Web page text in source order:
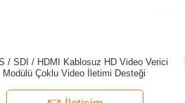
/ SDI / HDMI Kablosuz HD Video Verici
Modülü Çoklu Video İletimi Desteği